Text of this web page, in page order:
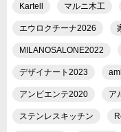
Kartell マルニ木工
エウロクチーナ2026
MILANOSALONE2022
デザイナート2023
アンビエンテ2020 ア
ステンレスキッチン